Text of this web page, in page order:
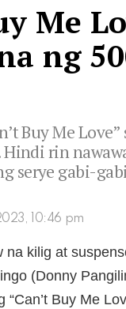
Me
ng
Buy Me
Hindi rin
serye gabi-
10:46 pm
na kilig at
(Donny
“Can’t Buy Me